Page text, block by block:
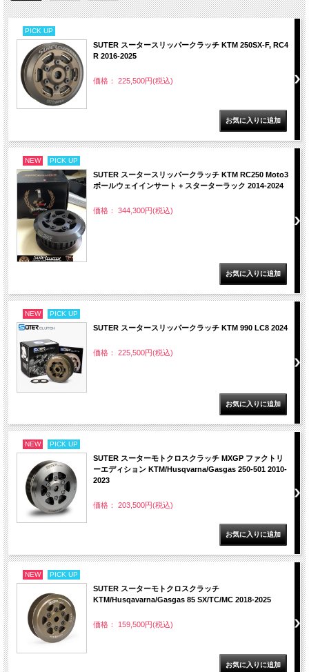
PICK UP
SUTER スータースリッパークラッチ KTM 250SX-F, RC4
R 2016-2025
価格： 225,500円(税込)
NEW PICK UP
SUTER スータースリッパークラッチ KTM RC250 Moto3
ボールウェイインサート + スターターラック 2014-2024
価格： 344,300円(税込)
NEW PICK UP
SUTER スータースリッパークラッチ KTM 990 LC8 2024
価格： 225,500円(税込)
NEW PICK UP
SUTER スーターモトクロスクラッチ MXGP ファクトリ
ーエディション KTM/Husqvarna/Gasgas 250-501 2010-
2023
価格： 203,500円(税込)
NEW PICK UP
SUTER スーターモトクロスクラッチ
KTM/Husqavarna/Gasgas 85 SX/TC/MC 2018-2025
価格： 159,500円(税込)